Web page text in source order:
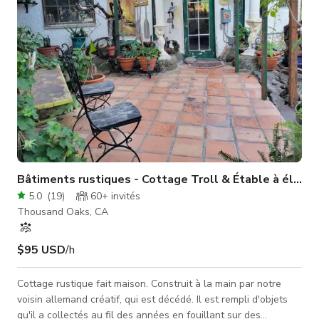
endroit est
Bâtiments rustiques - Cottage Troll & Étable à
5.0 (19) 60+ invités
Thousand Oaks, CA
$95 USD/h
Cottage rustique fait maison. Construit à la main par notre
voisin allemand créatif, qui est décédé. Il est rempli d'objets
qu'il a collectés au fil des années en fouillant sur des